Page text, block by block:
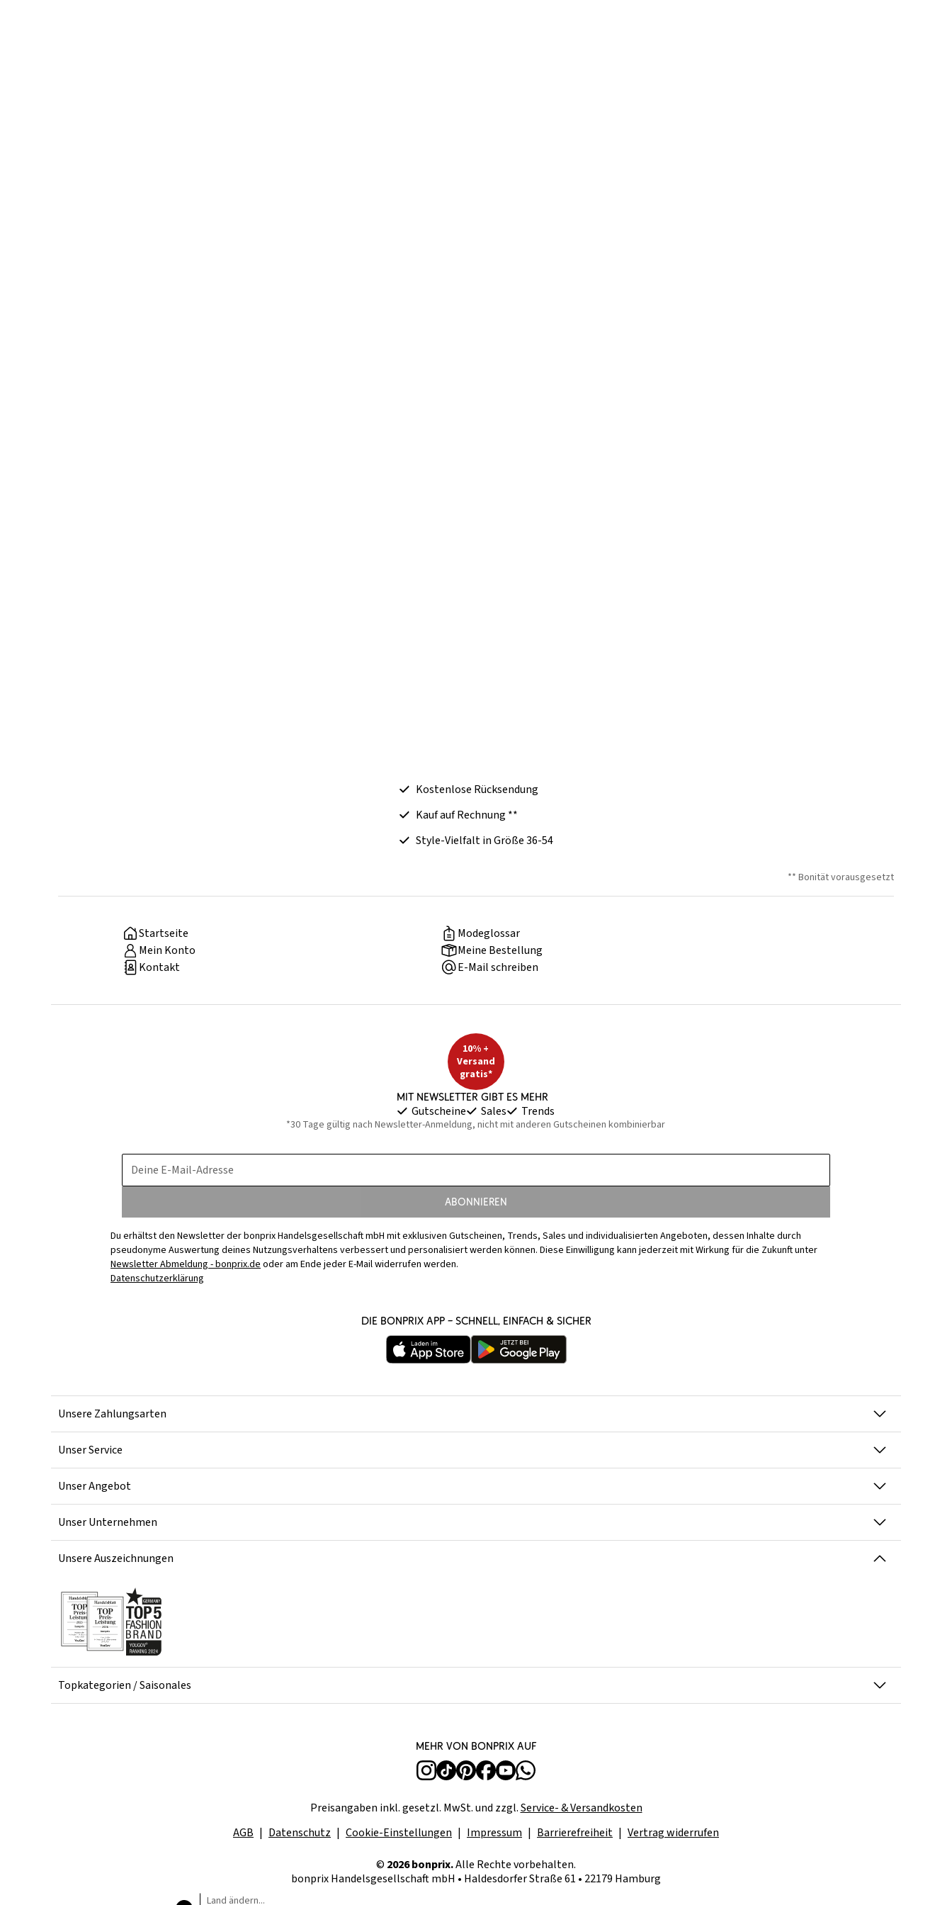
Kostenlose Rücksendung
Kauf auf Rechnung **
Style-Vielfalt in Größe 36-54
** Bonität vorausgesetzt
Startseite
Modeglossar
Mein Konto
Meine Bestellung
Kontakt
E-Mail schreiben
10% +
Versand
gratis*
Mit Newsletter gibt es mehr
Gutscheine Sales Trends
*30 Tage gültig nach Newsletter-Anmeldung, nicht mit anderen Gutscheinen kombinierbar
Deine E-Mail-Adresse
Abonnieren
Du erhältst den Newsletter der bonprix Handelsgesellschaft mbH mit exklusiven Gutscheinen, Trends, Sales und individualisierten Angeboten, dessen Inhalte durch
pseudonyme Auswertung deines Nutzungsverhaltens verbessert und personalisiert werden können. Diese Einwilligung kann jederzeit mit Wirkung für die Zukunft unter
Newsletter Abmeldung - bonprix.deoder am Ende jeder E-Mail widerrufen werden.
Datenschutzerklärung
Die bonprix App – schnell, einfach & sicher
Unsere Zahlungsarten
Unser Service
Unser Angebot
Unser Unternehmen
Unsere Auszeichnungen
Topkategorien / Saisonales
Mehr von bonprix auf
Preisangaben inkl. gesetzl. MwSt. und zzgl.Service- & Versandkosten
AGB
Datenschutz Cookie-Einstellungen Impressum Barrierefreiheit Vertrag widerrufen
© 2026 bonprix.Alle Rechte vorbehalten.
bonprix Handelsgesellschaft mbH • Haldesdorfer Straße 61 • 22179 Hamburg
Land ändern...